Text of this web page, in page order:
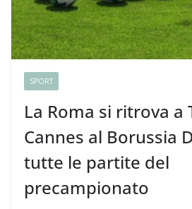
SPORT
La Roma si ritrova a
Cannes al Borussia
tutte le partite del
precampionato